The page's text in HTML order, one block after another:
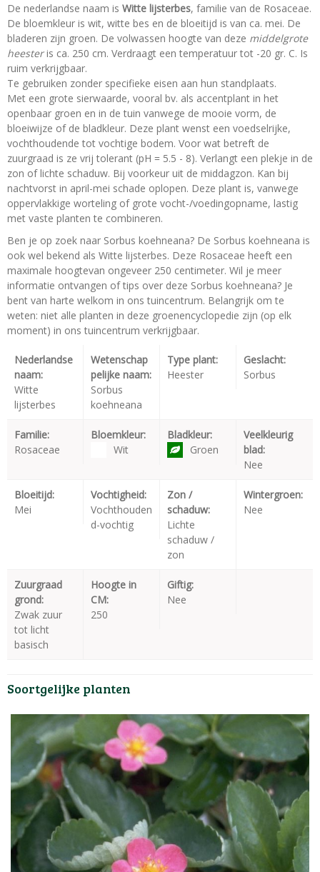
De nederlandse naam is Witte lijsterbes, familie van de Rosaceae.
De bloemkleur is wit, witte bes en de bloeitijd is van ca. mei. De
bladeren zijn groen. De volwassen hoogte van deze middelgrote
heesteris ca. 250 cm. Verdraagt een temperatuur tot -20 gr. C. Is
ruim verkrijgbaar.
Te gebruiken zonder specifieke eisen aan hun standplaats.
Met een grote sierwaarde, vooral bv. als accentplant in het
openbaar groen en in de tuin vanwege de mooie vorm, de
bloeiwijze of de bladkleur. Deze plant wenst een voedselrijke,
vochthoudende tot vochtige bodem. Voor wat betreft de
zuurgraad is ze vrij tolerant (pH = 5.5 - 8). Verlangt een plekje in de
zon of lichte schaduw. Bij voorkeur uit de middagzon. Kan bij
nachtvorst in april-mei schade oplopen. Deze plant is, vanwege
oppervlakkige worteling of grote vocht-/voedingopname, lastig
met vaste planten te combineren.
Ben je op zoek naar Sorbus koehneana? De Sorbus koehneana is
ook wel bekend als Witte lijsterbes. Deze Rosaceae heeft een
maximale hoogtevan ongeveer 250 centimeter. Wil je meer
informatie ontvangen of tips over deze Sorbus koehneana? Je
bent van harte welkom in ons tuincentrum. Belangrijk om te
weten: niet alle planten in deze groenencyclopedie zijn (op elk
moment) in ons tuincentrum verkrijgbaar.
Nederlandse
naam:
Witte
lijsterbes
Wetenschap
pelijke naam:
Sorbus
koehneana
Type plant:
Heester
Geslacht:
Sorbus
Familie:
Rosaceae
Bloemkleur:
Wit
Bladkleur:
Groen
Veelkleurig
blad:
Nee
Bloeitijd:
Mei
Vochtigheid:
Vochthouden
d-vochtig
Zon /
schaduw:
Lichte
schaduw /
zon
Wintergroen:
Nee
Zuurgraad
grond:
Zwak zuur
tot licht
basisch
Hoogte in
CM:
250
Giftig:
Nee
Soortgelijke planten